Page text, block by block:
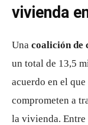
vivienda
Una coalición de
un total de 13,5
acuerdo en el que
comprometen a
la vivienda. Entre